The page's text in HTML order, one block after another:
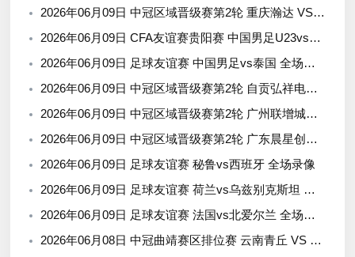
2026年06月09日 中冠区域晋级赛第2轮 重庆瀚达 VS 云南爨合 全场录像
2026年06月09日 CFA友谊赛贵阳赛 中国男足U23vs塔吉克斯坦U23 全场录像
2026年06月09日 足球友谊赛 中国男足vs泰国 全场录像
2026年06月09日 中冠区域晋级赛第2轮 自贡弘祥电碳 VS 四川叁壹捌重龙 全场录像
2026年06月09日 中冠区域晋级赛第2轮 广州联增城澳体 VS 广州黄埔志诚 全场录像
2026年06月09日 中冠区域晋级赛第2轮 广东晨星创尔特 VS 泰州早茶黑马 全场录像
2026年06月09日 足球友谊赛 秘鲁vs西班牙 全场录像
2026年06月09日 足球友谊赛 荷兰vs乌兹别克斯坦 全场录像
2026年06月09日 足球友谊赛 法国vs北爱尔兰 全场录像
2026年06月08日 中冠曲靖赛区排位赛 云南青丘 VS 广州悦高 全场录像